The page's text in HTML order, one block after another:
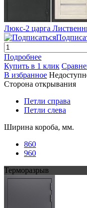
Люкс-2 царга
Подробнее
Купить в 1 клик
В избранное
Сторона открывания
Петли справа
Петли слева
Ширина короба, мм.
860
960
Терморазрыв